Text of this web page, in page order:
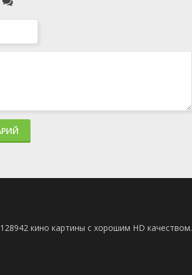
кино картины с хорошим HD качеством.